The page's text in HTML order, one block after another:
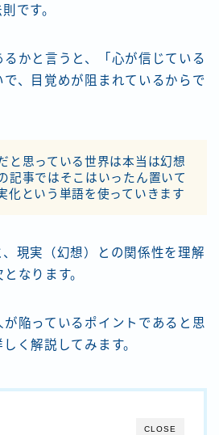
です。
かと言うと、「心が信じている
、目覚めが阻まれているからで
と思っている世界は本当は幻想
記事ではそこはいったん置いて
化という単語を使っていきます
現実（幻想）との関係性を理解
なります。
陥っているポイントであると思
く解説してみます。
CLOSE